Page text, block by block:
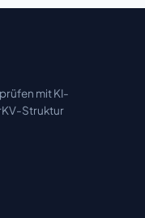
mit KI-
Struktur